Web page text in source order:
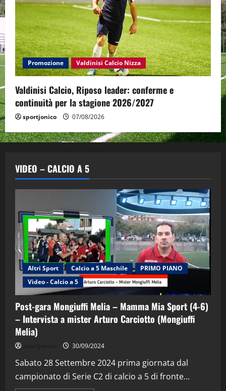
Promozione Valdinisi Calcio Nizza
Valdinisi Calcio, Riposo leader: conferme e
continuità per la stagione 2026/2027
sportjonico 07/08/2026
VIDEO – CALCIO A 5
Altri Sport Calcio a 5 Maschile
PRIMO PIANO
Video - Calcio a 5
Post-gara Mongiuffi Melia – Mamma Mia Sport (4-6)
– Intervista a mister Arturo Carciotto (Mongiuffi
Melia)
30/09/2024
Sabato 28 Settembre 2024 prima giornata dal
campionato di Serie C2 di calcio a 5 di fronte...
2
“SportEmpire” in Podcast: 29^ Puntata
(Martedi 28 Aprile 2026)
28/04/2026